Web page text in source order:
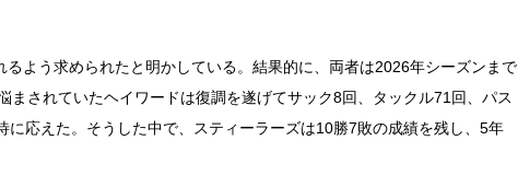
よう求められたと明かしている。結果的に、両者は2026年シーズンまで
まされていたヘイワードは復調を遂げてサック8回、タックル71回、パス
応えた。そうした中で、スティーラーズは10勝7敗の成績を残し、5年